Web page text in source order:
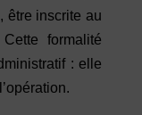
être inscrite au
formalité
: elle